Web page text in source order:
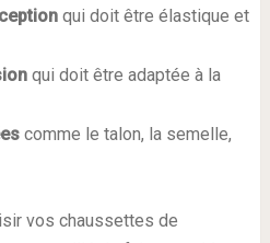
qui doit être élastique et
qui doit être adaptée à la
comme le talon, la semelle,
vos chaussettes de